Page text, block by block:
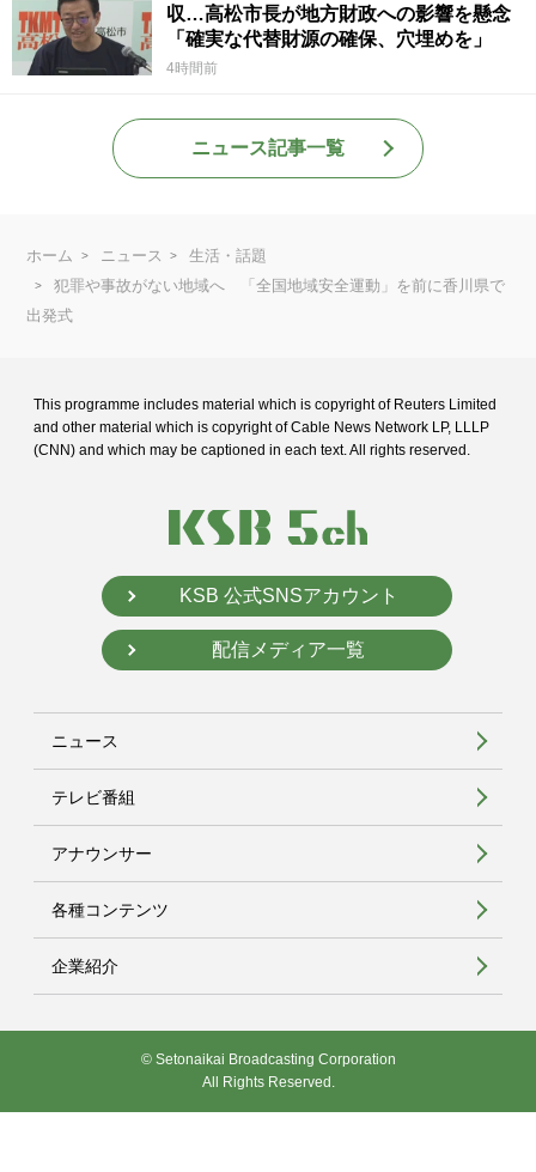
収…高松市長が地方財政への影響を懸念
「確実な代替財源の確保、穴埋めを」
4時間前
ニュース記事一覧
ホーム ニュース
生活・話題
犯罪や事故がない地域へ 「全国地域安全運動」を前に香川県で
出発式
This programme includes material which is copyright of Reuters Limited
and other material which is copyright of Cable News Network LP, LLLP
(CNN) and which may be captioned in each text. All rights reserved.
KSB 公式SNSアカウント
配信メディア一覧
ニュース
テレビ番組
アナウンサー
各種コンテンツ
企業紹介
© Setonaikai Broadcasting Corporation
All Rights Reserved.